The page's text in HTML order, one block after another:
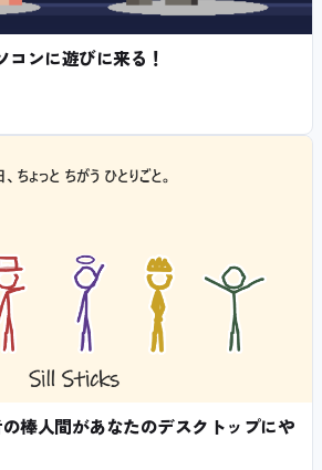
ンに遊びに来る！
棒人間があなたのデスクトップにや